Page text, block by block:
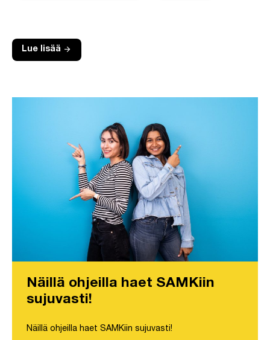
Lue lisää arrow_forward
Näillä ohjeilla haet SAMKiin
sujuvasti!
Näillä ohjeilla haet SAMKiin sujuvasti!